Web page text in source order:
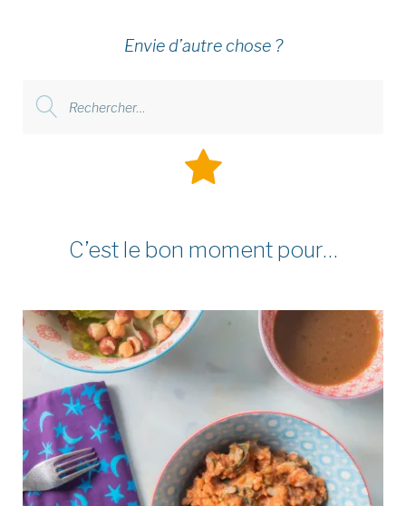
Envie d’autre chose ?
Rechercher
C’est le bon moment pour…